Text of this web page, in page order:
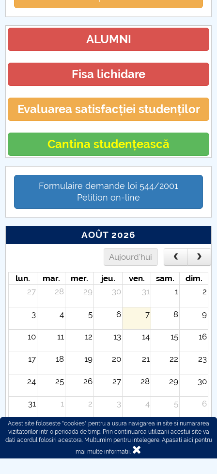
ALUMNI
Fisa lichidare
Evaluarea satisfacției studenților
Cantina studențească
Formulaire demande loi 544/2001
Pétition on-line
AOÛT 2026
Aujourd'hui
lun. mar. mer. jeu. ven. sam.
dim.
27
28 29 30 31 1 2
3 4 5 6 7 8 9
10 11 12 13 14 15 16
17 18 19 20 21 22 23
24 25 26 27 28 29 30
31 1 2 3 4 5 6
Acest site foloseste "cookies" pentru a usura navigarea in site si numararea
vizitatorilor intr-o perioada de timp. Prin continuarea utilizarii acestui site va
dati acordul folosiri acestora. Multumim pentru intelegere. Apasati aici pentru
mai multe informatii.